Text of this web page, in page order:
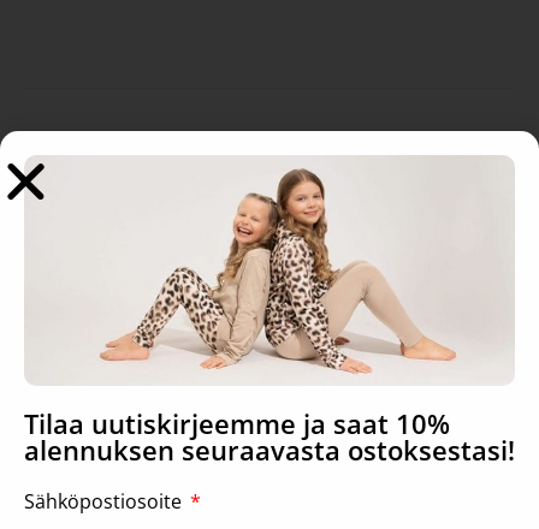
Tutustu myös
Hoitoalustan päällinen
Tilaa uutiskirjeemme ja saat 10%
alennuksen seuraavasta ostoksestasi!
Sähköpostiosoite